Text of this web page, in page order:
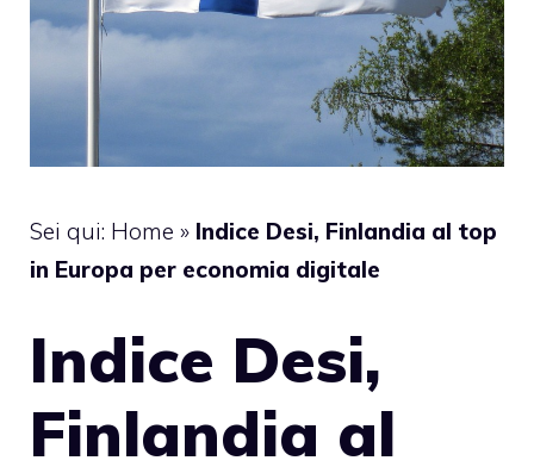
Sei qui: Home » Indice Desi, Finlandia al top
in Europa per economia digitale
Indice Desi,
Finlandia al